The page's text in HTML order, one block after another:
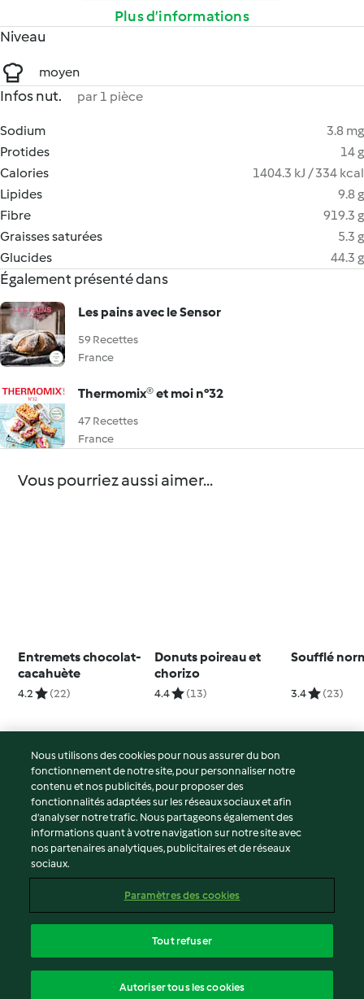
Plus d’informations
Niveau
moyen
Infos nut. par 1 pièce
Sodium
3.8 mg
Protides
14 g
Calories
1404.3 kJ / 334 kcal
Lipides
9.8 g
Fibre
919.3 g
Graisses saturées
5.3 g
Glucides
44.3 g
Également présenté dans
Les pains avec le Sensor
59 Recettes
France
Thermomix® et moi n°32
47 Recettes
France
Vous pourriez aussi aimer...
Entremets chocolat-
cacahuète
4.2 (22)
Donuts poireau et
chorizo
4.4 (13)
Soufflé
3.4 (23)
© Copyright 2026
Conditions d'utilisation
Politique de confidentialité
Non-responsabilité
Mentions légales
Contenu du rapport
Déclaration d'accessibilité
Nous utilisons des cookies pour nous assurer du bon
fonctionnement de notre site, pour personnaliser notre
contenu et nos publicités, pour proposer des
fonctionnalités adaptées sur les réseaux sociaux et afin
d’analyser notre trafic. Nous partageons également des
informations quant à votre navigation sur notre site avec
nos partenaires analytiques, publicitaires et de réseaux
sociaux.
Paramètres des cookies
Tout refuser
Autoriser tous les cookies